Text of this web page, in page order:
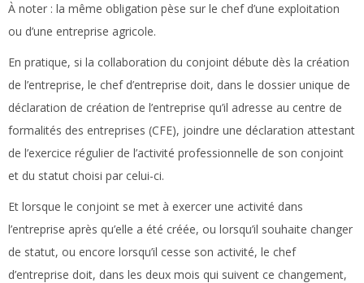
À noter : la même obligation pèse sur le chef d’une exploitation
ou d’une entreprise agricole.
En pratique, si la collaboration du conjoint débute dès la création
de l’entreprise, le chef d’entreprise doit, dans le dossier unique de
déclaration de création de l’entreprise qu’il adresse au centre de
formalités des entreprises (CFE), joindre une déclaration attestant
de l’exercice régulier de l’activité professionnelle de son conjoint
et du statut choisi par celui-ci.
Et lorsque le conjoint se met à exercer une activité dans
l’entreprise après qu’elle a été créée, ou lorsqu’il souhaite changer
de statut, ou encore lorsqu’il cesse son activité, le chef
d’entreprise doit, dans les deux mois qui suivent ce changement,